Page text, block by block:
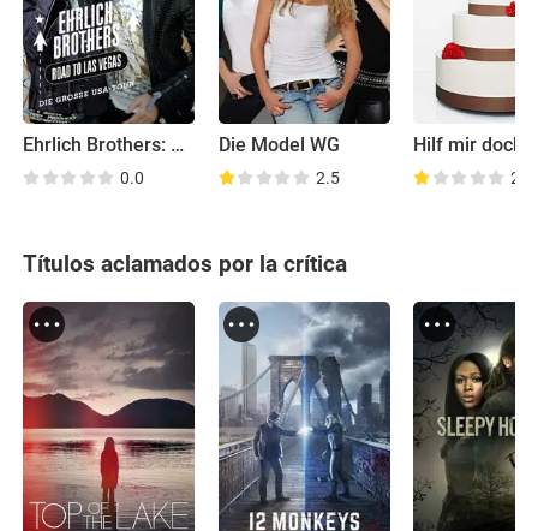
Ehrlich Brothers: Road to Las Vegas. Die große USA-Tour
0.0
Die Model WG
2.5
Hilf mir doch!
2.4
Títulos aclamados por la crítica